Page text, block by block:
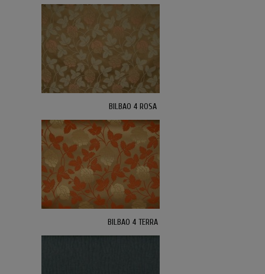
BILBAO 4 ROSA
BILBAO 4 TERRA